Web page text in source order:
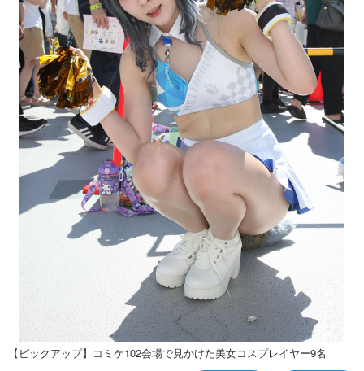
【ピックアップ】コミケ102会場で見かけた美女コスプレイヤー9名